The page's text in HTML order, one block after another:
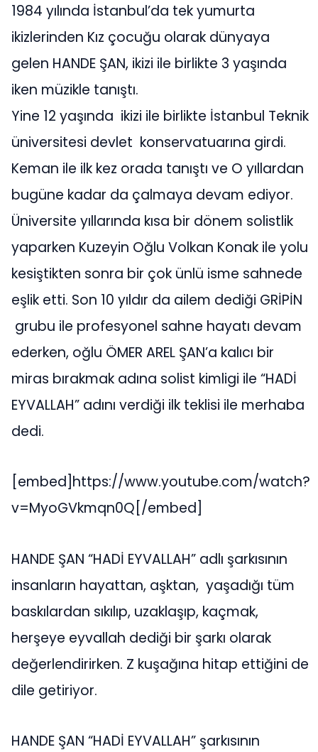
1984 yılında İstanbul’da tek yumurta
ikizlerinden Kız çocuğu olarak dünyaya
gelen HANDE ŞAN, ikizi ile birlikte 3 yaşında
iken müzikle tanıştı.
Yine 12 yaşında ikizi ile birlikte İstanbul Teknik
üniversitesi devlet konservatuarına girdi.
Keman ile ilk kez orada tanıştı ve O yıllardan
bugüne kadar da çalmaya devam ediyor.
Üniversite yıllarında kısa bir dönem solistlik
yaparken Kuzeyin Oğlu Volkan Konak ile yolu
kesiştikten sonra bir çok ünlü isme sahnede
eşlik etti. Son 10 yıldır da ailem dediği GRİPİN
grubu ile profesyonel sahne hayatı devam
ederken, oğlu ÖMER AREL ŞAN’a kalıcı bir
miras bırakmak adına solist kimligi ile “HADİ
EYVALLAH” adını verdiği ilk teklisi ile merhaba
dedi.
[embed]https://www.youtube.com/watch?
v=MyoGVkmqn0Q[/embed]
HANDE ŞAN “HADİ EYVALLAH” adlı şarkısının
insanların hayattan, aşktan, yaşadığı tüm
baskılardan sıkılıp, uzaklaşıp, kaçmak,
herşeye eyvallah dediği bir şarkı olarak
değerlendirirken. Z kuşağına hitap ettiğini de
dile getiriyor.
HANDE ŞAN “HADİ EYVALLAH” şarkısının